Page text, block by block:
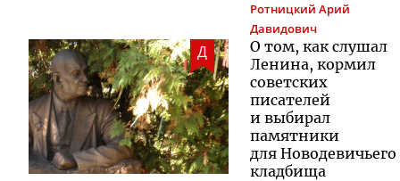
Д
Ротницкий Арий
Давидович
О том, как слушал
Ленина, кормил
советских
писателей
и выбирал
памятники
для Новодевичьего
кладбища